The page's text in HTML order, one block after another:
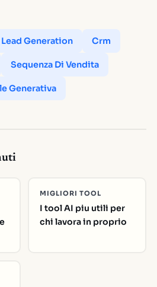
Lead Generation Crm
Sequenza Di Vendita
Generativa
MIGLIORI TOOL
I tool AI piu utili per
chi lavora in proprio